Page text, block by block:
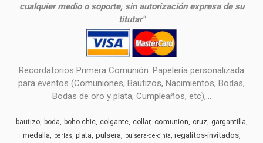
cualquier medio o soporte, sin autorización expresa de su
titutar"
Recordatorios Primera Comunión. Papelería personalizada
para eventos (Comuniones, Bautizos, Nacimientos, Bodas,
Bodas de oro y plata, Cumpleaños, etc),...
bautizo boda boho-chic colgante collar comunion cruz gargantilla
medalla perlas plata pulsera pulsera-de-cinta regalitos-invitados